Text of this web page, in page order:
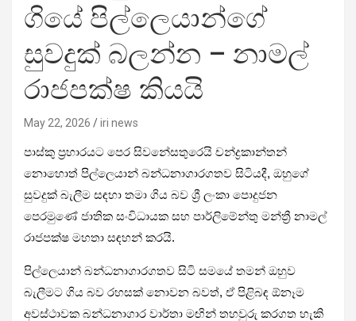
ගියේ පිල්ලෙයාන්ගේ
සුවදුක් බලන්න – නාමල්
රාජපක්ෂ කියයි
May 22, 2026 iri news
පාස්කු ප්‍රහාරයට පෙර සිවනේසතුරෙයි චන්ද්‍රකාන්තන්
නොහොත් පිල්ලෙයාන් බන්ධනාගාරගතව සිටියදී, ඔහුගේ
සුවදුක් බැලීම සඳහා තමා ගිය බව ශ්‍රී ලංකා පොදුජන
පෙරමුණේ ජාතික සංවිධායක සහ පාර්ලිමේන්තු මන්ත්‍රී නාමල්
රාජපක්ෂ මහතා සඳහන් කරයි.
පිල්ලෙයාන් බන්ධනාගාරගතව සිටි සමයේ තමන් ඔහුව
බැලීමට ගිය බව රහසක් නොවන බවත්, ඒ පිළිබඳ ඕනෑම
අවස්ථාවක බන්ධනාගාර වාර්තා මඟින් තහවුරු කරගත හැකි